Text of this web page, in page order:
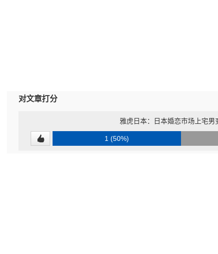
对文章打分
雅虎日本：日本婚恋市场上宅男
1 (50%)